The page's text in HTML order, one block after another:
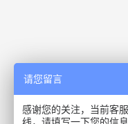
请您留言
感谢您的关注，当前客